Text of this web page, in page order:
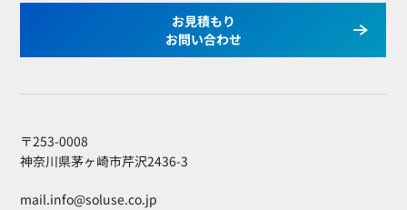
お見積もり
お問い合わせ
〒253-0008
神奈川県茅ヶ崎市芹沢2436-3
mail.info@soluse.co.jp